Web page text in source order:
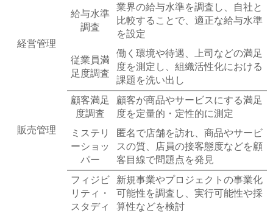
経営管理
給与水準
調査
業界の給与水準を調査し、自社と
比較することで、適正な給与水準
を設定
従業員満
足度調査
働く環境や待遇、上司などの満足
度を測定し、組織活性化における
課題を洗い出し
販売管理
顧客満足
度調査
顧客が商品やサービスにする満足
度を定量的・定性的に測定
ミステリ
ーショッ
パー
匿名で店舗を訪れ、商品やサービ
スの質、店員の接客態度などを顧
客目線で問題点を発見
フィジビ
リティ・
スタディ
新規事業やプロジェクトの事業化
可能性を調査し、実行可能性や採
算性などを検討